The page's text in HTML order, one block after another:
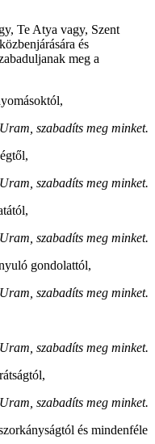
Te Atya vagy, Szent
és
meg a
szabadíts meg minket.
szabadíts meg minket.
szabadíts meg minket.
gondolattól,
szabadíts meg minket.
szabadíts meg minket.
szabadíts meg minket.
és mindenféle